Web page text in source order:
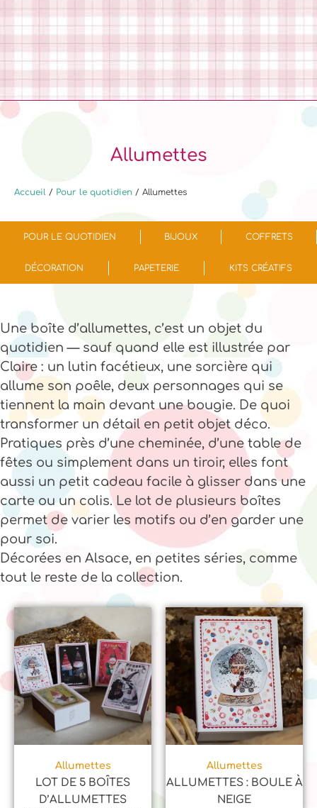
Allumettes
Accueil / Pour le quotidien / Allumettes
POUR LE QUOTIDIEN BIJOUX COFFRETS
DÉCORATION PAPETERIE KITS CRÉATIFS
Une boîte d’allumettes, c’est un objet du
quotidien — sauf quand elle est illustrée par
Claire : un lutin facétieux, une sorcière qui
allume son poêle, deux personnages qui se
tiennent la main devant une bougie. De quoi
transformer un détail en petit objet déco.
Pratiques près d’une cheminée, d’une table de
fêtes ou simplement dans un tiroir, elles font
aussi un petit cadeau facile à glisser dans une
carte ou un colis. Le lot de plusieurs boîtes
permet de varier les motifs ou d’en garder une
pour soi.
Décorées en Alsace, en petites séries, comme
tout le reste de la collection.
Allumettes
LOT DE 5 BOÎTES
D’ALLUMETTES
Allumettes
ALLUMETTES : BOULE À
NEIGE